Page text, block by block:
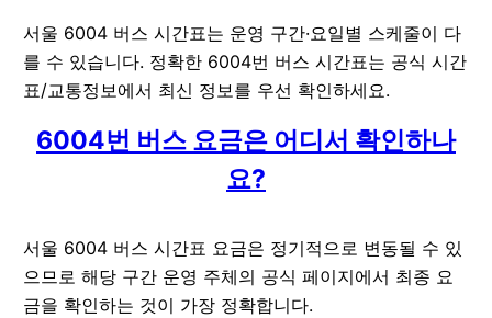
서울 6004 버스 시간표는 운영 구간·요일별 스케줄이 다
를 수 있습니다. 정확한 6004번 버스 시간표는 공식 시간
표/교통정보에서 최신 정보를 우선 확인하세요.
6004번 버스 요금은 어디서 확인하나
요?
서울 6004 버스 시간표 요금은 정기적으로 변동될 수 있
으므로 해당 구간 운영 주체의 공식 페이지에서 최종 요
금을 확인하는 것이 가장 정확합니다.